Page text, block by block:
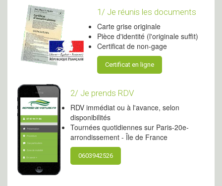
1/ Je réunis les documents
Carte grise originale
Pièce d'identité (l'originale suffit)
Certificat de non-gage
Certificat en ligne
2/ Je prends RDV
RDV immédiat ou à l'avance, selon
disponibilités
Tournées quotidiennes sur Paris-20e-
arrondissement - Île de France
0603942526